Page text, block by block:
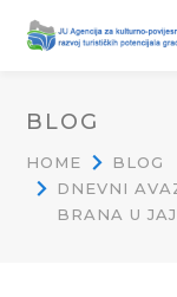
BLOG
HOME
BLOG
DNEVNI
BRANA U